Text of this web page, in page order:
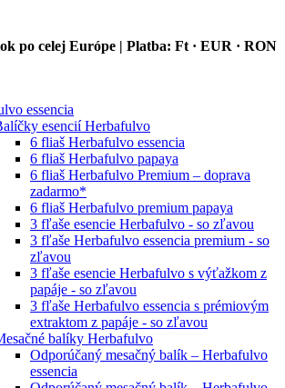
po celej Európe | Platba: Ft · EUR · RON
essencia
esencií Herbafulvo
6 fliaš Herbafulvo essencia
6 fliaš Herbafulvo papaya
6 fliaš Herbafulvo Premium – doprava
zadarmo*
6 fliaš Herbafulvo premium papaya
3 fľaše esencie Herbafulvo - so zľavou
3 fľaše Herbafulvo essencia premium - so
zľavou
3 fľaše esencie Herbafulvo s výťažkom z
papáje - so zľavou
3 fľaše Herbafulvo essencia s prémiovým
extraktom z papáje - so zľavou
balíky Herbafulvo
Odporúčaný mesačný balík – Herbafulvo
essencia